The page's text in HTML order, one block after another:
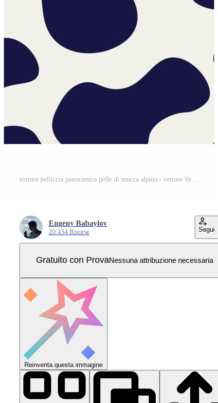
Engeny Babaylov
20.434 Risorse Segui
Gratuito con ProvaNessuna attribuzione necessaria
Reinventa questa immagine